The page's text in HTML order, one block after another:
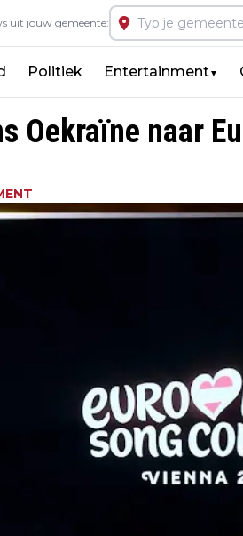
uit jouw gemeente:
Politiek Entertainment▼
Oekraïne naar